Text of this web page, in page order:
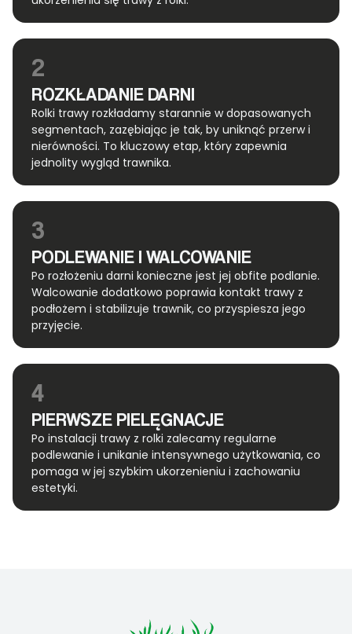
2
ROZKŁADANIE DARNI
Rolki trawy rozkładamy starannie w dopasowanych
segmentach, zazębiając je tak, by uniknąć przerw i
nierówności. To kluczowy etap, który zapewnia
jednolity wygląd trawnika.
3
PODLEWANIE I WALCOWANIE
Po rozłożeniu darni konieczne jest jej obfite podlanie.
Walcowanie dodatkowo poprawia kontakt trawy z
podłożem i stabilizuje trawnik, co przyspiesza jego
przyjęcie.
4
PIERWSZE PIELĘGNACJE
Po instalacji trawy z rolki zalecamy regularne
podlewanie i unikanie intensywnego użytkowania, co
pomaga w jej szybkim ukorzenieniu i zachowaniu
estetyki.